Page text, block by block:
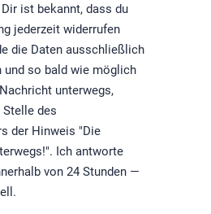
ist bekannt, dass du
jederzeit widerrufen
die Daten ausschließlich
und so bald wie möglich
unterwegs,
des
der Hinweis "Die
Ich antworte
von 24 Stunden —